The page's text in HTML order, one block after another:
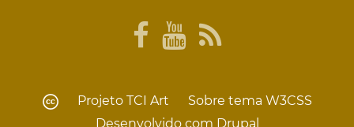
Projeto TCI Art Sobre tema W3CSS
Desenvolvido com Drupal